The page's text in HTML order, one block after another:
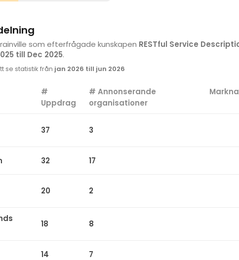
som efterfrågade kunskapen RESTful Service
till Dec 2025.
se statistik från jan 2026 till jun 2026
#
Uppdrag
# Annonserande
organisationer
37 3
32 17
20 2
18 8
14 7